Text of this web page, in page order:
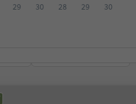
29
30
28
29 30